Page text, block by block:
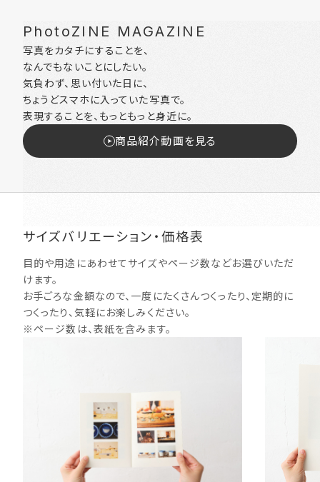
PhotoZINE MAGAZINE
写真をカタチにすることを、
なんでもないことにしたい。
気負わず、思い付いた日に、
ちょうどスマホに入っていた写真で。
表現することを、もっともっと身近に。
商品紹介動画を見る
サイズバリエーション・価格表
目的や用途にあわせてサイズやページ数などお選びいただ
けます。
お手ごろな金額なので、一度にたくさんつくったり、定期的に
つくったり、気軽にお楽しみください。
※ページ数は、表紙を含みます。